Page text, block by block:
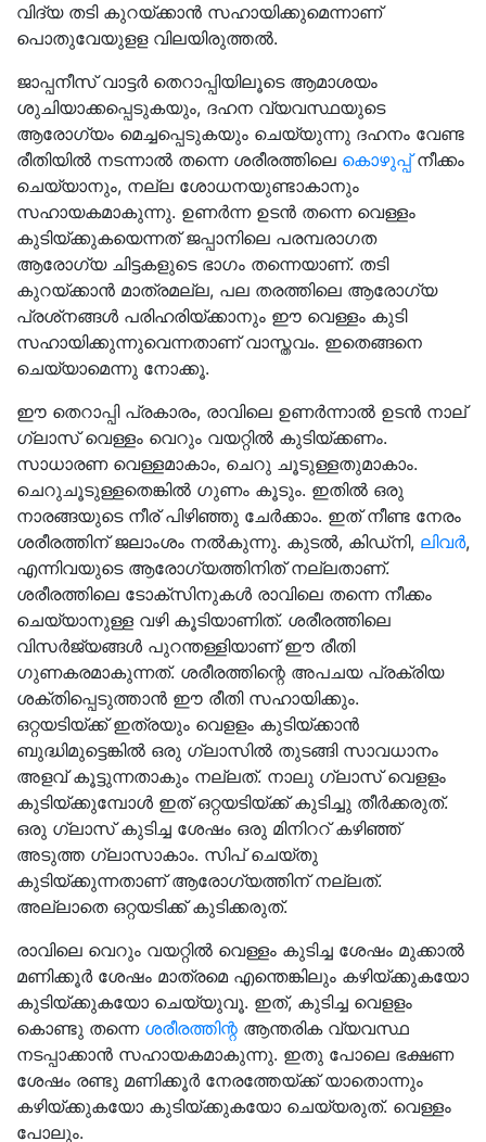
വിദ്യ തടി കുറയ്ക്കാന്‍ സഹായിക്കുമെന്നാണ്
പൊതുവേയുളള വിലയിരുത്തല്‍.
ജാപ്പനീസ് വാട്ടര്‍ തെറാപ്പിയിലൂടെ ആമാശയം
ശുചിയാക്കപ്പെടുകയും, ദഹന വ്യവസ്ഥയുടെ
ആരോഗ്യം മെച്ചപ്പെടുകയും ചെയ്യുന്നു ദഹനം വേണ്ട
രീതിയില്‍ നടന്നാല്‍ തന്നെ ശരീരത്തിലെ കൊഴുപ്പ്നീക്കം
ചെയ്യാനും, നല്ല ശോധനയുണ്ടാകാനും
സഹായകമാകുന്നു. ഉണര്‍ന്ന ഉടന്‍ തന്നെ വെള്ളം
കുടിയ്ക്കുകയെന്നത് ജപ്പാനിലെ പരമ്പരാഗത
ആരോഗ്യ ചിട്ടകളുടെ ഭാഗം തന്നെയാണ്. തടി
കുറയ്ക്കാന്‍ മാത്രമല്ല, പല തരത്തിലെ ആരോഗ്യ
പ്രശ്‌നങ്ങള്‍ പരിഹരിയ്ക്കാനും ഈ വെള്ളം കുടി
സഹായിക്കുന്നുവെന്നതാണ് വാസ്തവം. ഇതെങ്ങനെ
ചെയ്യാമെന്നു നോക്കൂ.
ഈ തെറാപ്പി പ്രകാരം, രാവിലെ ഉണര്‍ന്നാല്‍ ഉടന്‍ നാല്
ഗ്ലാസ് വെള്ളം വെറും വയറ്റില്‍ കുടിയ്ക്കണം.
സാധാരണ വെള്ളമാകാം, ചെറു ചൂടുള്ളതുമാകാം.
ചെറുചൂടുള്ളതെങ്കില്‍ ഗുണം കൂടും. ഇതില്‍ ഒരു
നാരങ്ങയുടെ നീര് പിഴിഞ്ഞു ചേര്‍ക്കാം. ഇത് നീണ്ട നേരം
ശരീരത്തിന് ജലാംശം നല്‍കുന്നു. കുടല്‍, കിഡ്‌നി, ലിവര്‍,
എന്നിവയുടെ ആരോഗ്യത്തിനിത് നല്ലതാണ്.
ശരീരത്തിലെ ടോക്‌സിനുകള്‍ രാവിലെ തന്നെ നീക്കം
ചെയ്യാനുള്ള വഴി കൂടിയാണിത്. ശരീരത്തിലെ
വിസര്‍ജ്യങ്ങള്‍ പുറന്തള്ളിയാണ് ഈ രീതി
ഗുണകരമാകുന്നത്. ശരീരത്തിന്റെ അപചയ പ്രക്രിയ
ശക്തിപ്പെടുത്താന്‍ ഈ രീതി സഹായിക്കും.
ഒറ്റയടിയ്ക്ക് ഇത്രയും വെളളം കുടിയ്ക്കാന്‍
ബുദ്ധിമുട്ടെങ്കില്‍ ഒരു ഗ്ലാസില്‍ തുടങ്ങി സാവധാനം
അളവ് കൂട്ടുന്നതാകും നല്ലത്. നാലു ഗ്ലാസ് വെളളം
കുടിയ്ക്കുമ്പോള്‍ ഇത് ഒറ്റയടിയ്ക്ക് കുടിച്ചു തീര്‍ക്കരുത്.
ഒരു ഗ്ലാസ് കുടിച്ച ശേഷം ഒരു മിനിററ് കഴിഞ്ഞ്
അടുത്ത ഗ്ലാസാകാം. സിപ് ചെയ്തു
കുടിയ്ക്കുന്നതാണ് ആരോഗ്യത്തിന് നല്ലത്.
അല്ലാതെ ഒറ്റയടിക്ക് കുടിക്കരുത്.
രാവിലെ വെറും വയറ്റില്‍ വെള്ളം കുടിച്ച ശേഷം മുക്കാല്‍
മണിക്കൂര്‍ ശേഷം മാത്രമെ എന്തെങ്കിലും കഴിയ്ക്കുകയോ
കുടിയ്ക്കുകയോ ചെയ്യുവൂ. ഇത്, കുടിച്ച വെളളം
കൊണ്ടു തന്നെ ശരീരത്തിന്റ ആന്തരിക വ്യവസ്ഥ
നടപ്പാക്കാന്‍ സഹായകമാകുന്നു. ഇതു പോലെ ഭക്ഷണ
ശേഷം രണ്ടു മണിക്കൂര്‍ നേരത്തേയ്ക്ക് യാതൊന്നും
കഴിയ്ക്കുകയോ കുടിയ്ക്കുകയോ ചെയ്യരുത്. വെള്ളം
പോലും.